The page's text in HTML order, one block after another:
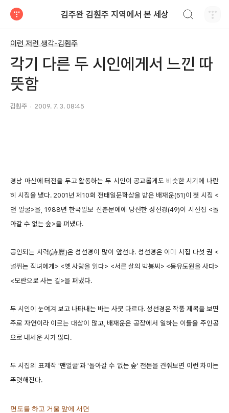
김주완 김훤주 지역에서 본 세상
이런 저런 생각-김훤주
각기 다른 두 시인에게서 느낀 따
뜻함
김훤주 2009. 7. 3. 08:45
경남 마산에 터전을 두고 활동하는 두 시인이 공교롭게도 비슷한 시기에 나란
히 시집을 냈다. 2001년 제10회 전태일문학상을 받은 배재운(51)이 첫 시집 <
맨 얼굴>을, 1988년 한국일보 신춘문예에 당선한 성선경(49)이 시선집 <돌
아갈 수 없는 숲>을 펴냈다.
공인되는 시력(詩歷)은 성선경이 많이 앞선다. 성선경은 이미 시집 다섯 권 <
널뛰는 직녀에게> <옛 사랑을 읽다> <서른 살의 박봉씨> <몽유도원을 사다>
<모란으로 사는 길>을 펴냈다.
두 시인이 눈여겨 보고 나타내는 바는 사뭇 다르다. 성선경은 작품 제목을 보면
주로 자연이라 이르는 대상이 많고, 배재운은 공장에서 일하는 이들을 주인공
으로 내세운 시가 많다.
두 시집의 표제작 '맨얼굴'과 '돌아갈 수 없는 숲' 전문을 견줘보면 이런 차이는
뚜렷해진다.
면도를 하고 거울 앞에 서면